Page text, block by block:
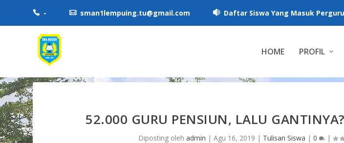
 - sman1lempuing.tu@gmail.com  Daftar Siswa Yang Masuk
HOME PROFIL
52.000 GURU PENSIUN, LALU
Diposting oleh admin | Agu 16, 2019 | Tulisan Siswa | 0 |